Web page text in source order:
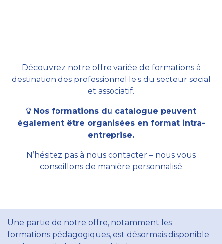
Découvrez notre offre variée de formations à
destination des professionnel·le·s du secteur social
et associatif.
Nos formations du catalogue peuvent
également être organisées en format intra-
entreprise.
N’hésitez pas à nous contacter – nous vous
conseillons de manière personnalisé
Une partie de notre offre, notamment les
formations pédagogiques, est désormais disponible